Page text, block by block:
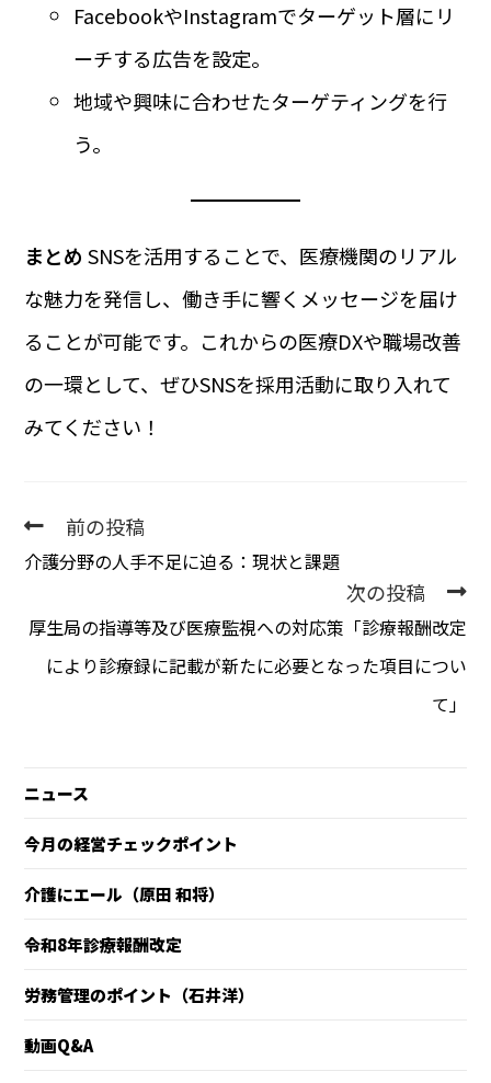
FacebookやInstagramでターゲット層にリ
ーチする広告を設定。
地域や興味に合わせたターゲティングを行
う。
まとめ SNSを活用することで、医療機関のリアル
な魅力を発信し、働き手に響くメッセージを届け
ることが可能です。これからの医療DXや職場改善
の一環として、ぜひSNSを採用活動に取り入れて
みてください！
前の投稿
介護分野の人手不足に迫る：現状と課題
次の投稿
厚生局の指導等及び医療監視への対応策「診療報酬改定
により診療録に記載が新たに必要となった項目につい
て」
ニュース
今月の経営チェックポイント
介護にエール（原田 和将）
令和8年診療報酬改定
労務管理のポイント（石井洋）
動画Q&A